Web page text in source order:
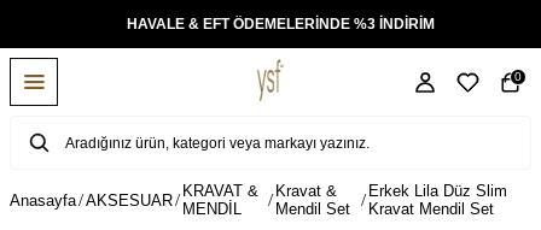
HAVALE & EFT ÖDEMELERİNDE %3 İNDİRİM
0
Anasayfa AKSESUAR
KRAVAT &
MENDİL
Kravat &
Mendil Set
Erkek Lila Düz Slim
Kravat Mendil Set